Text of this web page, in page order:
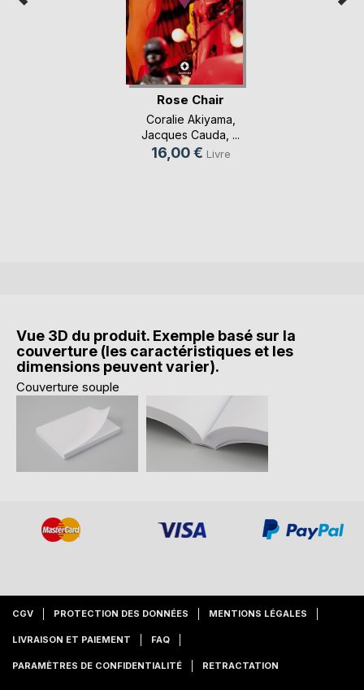
Rose Chair
Coralie Akiyama
Jacques Cauda , ...
16,00 € Livre
Vue 3D du produit. Exemple basé sur la
couverture (les caractéristiques et les
dimensions peuvent varier).
Couverture souple
CGV PROTECTION DES DONNÉES MENTIONS LÉGALES
LIVRAISON ET PAIEMENT FAQ
PARAMÈTRES DE CONFIDENTIALITÉ RETRACTATION